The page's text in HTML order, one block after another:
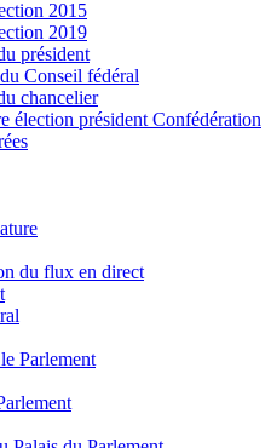
2015
2019
président
Conseil fédéral
chancelier
élection président Confédération
du flux en direct
Parlement